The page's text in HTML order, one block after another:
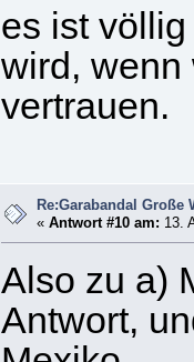
es ist
wird, wenn
vertrauen.
Re:Garabandal Große
«Antwort #10 am: 13.
Also zu a)
Antwort,